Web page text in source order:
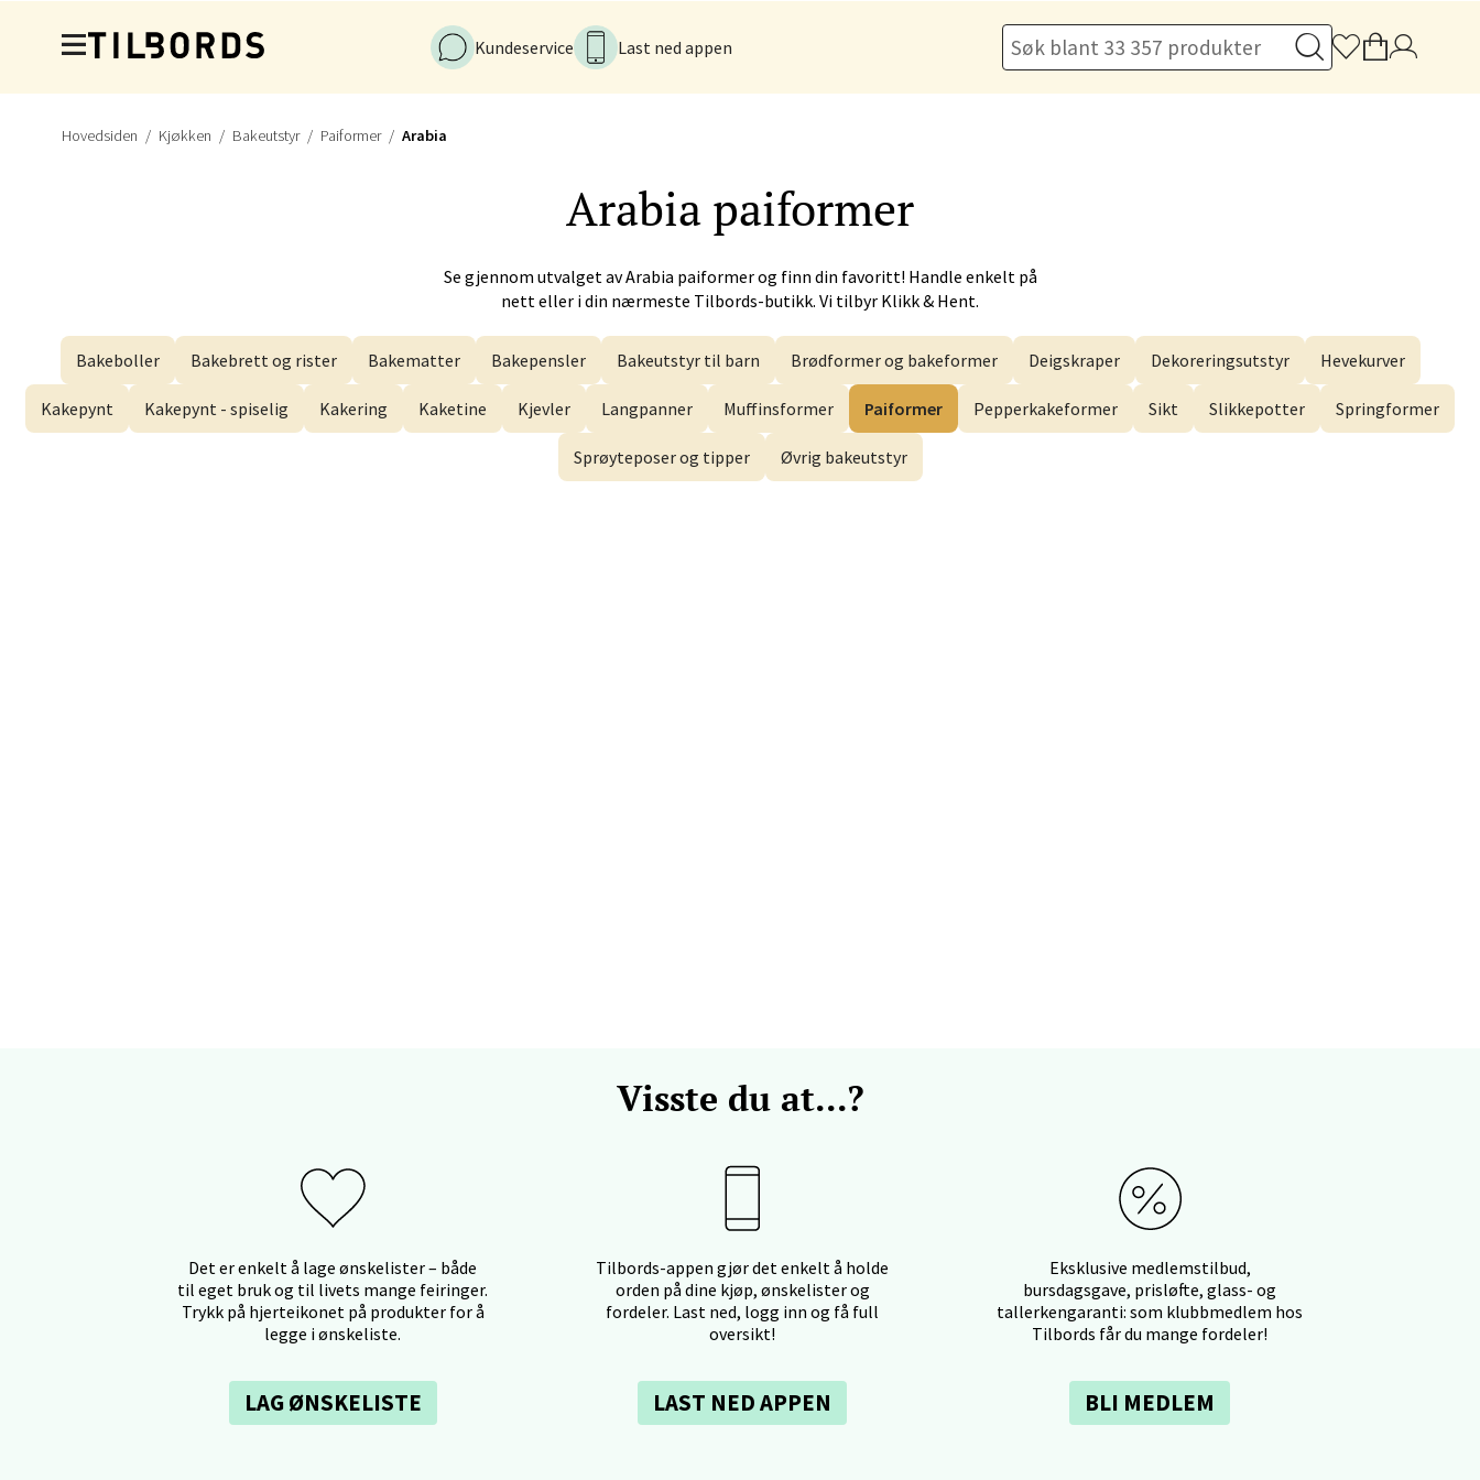
Kundeservice
Last ned appen
Hovedsiden Kjøkken Bakeutstyr Paiformer Arabia
Arabia paiformer
Se gjennom utvalget avArabia paiformer og finn din favoritt! Handle enkelt på
nett eller i din nærmeste Tilbords-butikk. Vi tilbyr Klikk & Hent.
Bakeboller Bakebrett og rister Bakematter Bakepensler Bakeutstyr til barn Brødformer og bakeformer Deigskraper Dekoreringsutstyr Hevekurver
Kakepynt Kakepynt - spiselig Kakering Kaketine Kjevler Langpanner Muffinsformer Paiformer Pepperkakeformer Sikt Slikkepotter Springformer
Sprøyteposer og tipper Øvrig bakeutstyr
Visste du at...?
Det er enkelt å lage ønskelister – både
til eget bruk og til livets mange feiringer.
Trykk på hjerteikonet på produkter for å
legge i ønskeliste.
LAG ØNSKELISTE
Tilbords-appen gjør det enkelt å holde
orden på dine kjøp, ønskelister og
fordeler. Last ned, logg inn og få full
oversikt!
LAST NED APPEN
Eksklusive medlemstilbud,
bursdagsgave, prisløfte, glass- og
tallerkengaranti: som klubbmedlem hos
Tilbords får du mange fordeler!
BLI MEDLEM
Bergen - Galleriet
Torgalmenningen 8, 5014 Bergen
Åpent i dag 09-21
Velg
Gjøvik - CC Gjøvik
Myrdalsvegen 2, 5130 Nyborg
Torget 7, 3210 Sandefjord
Åpent i dag 10-20
Tromsø - Jekta Storsenter